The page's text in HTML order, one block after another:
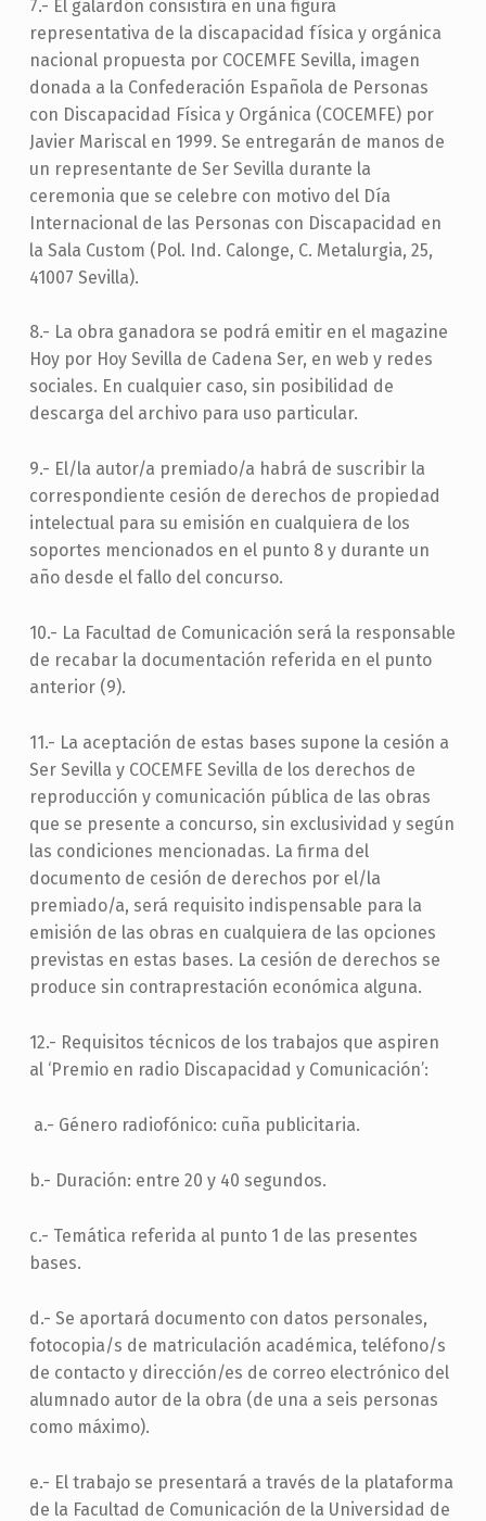
7.- El galardón consistirá en una figura
representativa de la discapacidad física y orgánica
nacional propuesta por COCEMFE Sevilla, imagen
donada a la Confederación Española de Personas
con Discapacidad Física y Orgánica (COCEMFE) por
Javier Mariscal en 1999. Se entregarán de manos de
un representante de Ser Sevilla durante la
ceremonia que se celebre con motivo del Día
Internacional de las Personas con Discapacidad en
la Sala Custom (Pol. Ind. Calonge, C. Metalurgia, 25,
41007 Sevilla).
8.- La obra ganadora se podrá emitir en el magazine
Hoy por Hoy Sevilla de Cadena Ser, en web y redes
sociales. En cualquier caso, sin posibilidad de
descarga del archivo para uso particular.
9.- El/la autor/a premiado/a habrá de suscribir la
correspondiente cesión de derechos de propiedad
intelectual para su emisión en cualquiera de los
soportes mencionados en el punto 8 y durante un
año desde el fallo del concurso.
10.- La Facultad de Comunicación será la responsable
de recabar la documentación referida en el punto
anterior (9).
11.- La aceptación de estas bases supone la cesión a
Ser Sevilla y COCEMFE Sevilla de los derechos de
reproducción y comunicación pública de las obras
que se presente a concurso, sin exclusividad y según
las condiciones mencionadas. La firma del
documento de cesión de derechos por el/la
premiado/a, será requisito indispensable para la
emisión de las obras en cualquiera de las opciones
previstas en estas bases. La cesión de derechos se
produce sin contraprestación económica alguna.
12.- Requisitos técnicos de los trabajos que aspiren
al ‘Premio en radio Discapacidad y Comunicación’:
a.- Género radiofónico: cuña publicitaria.
b.- Duración: entre 20 y 40 segundos.
c.- Temática referida al punto 1 de las presentes
bases.
d.- Se aportará documento con datos personales,
fotocopia/s de matriculación académica, teléfono/s
de contacto y dirección/es de correo electrónico del
alumnado autor de la obra (de una a seis personas
como máximo).
e.- El trabajo se presentará a través de la plataforma
de la Facultad de Comunicación de la Universidad de